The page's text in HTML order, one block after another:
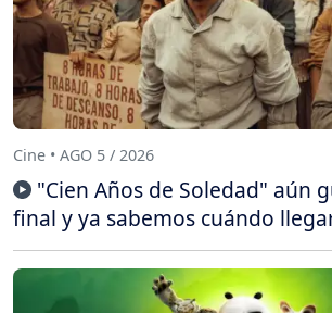
Cine • AGO 5 / 2026
"Cien Años de Soledad" aún
final y ya sabemos cuándo